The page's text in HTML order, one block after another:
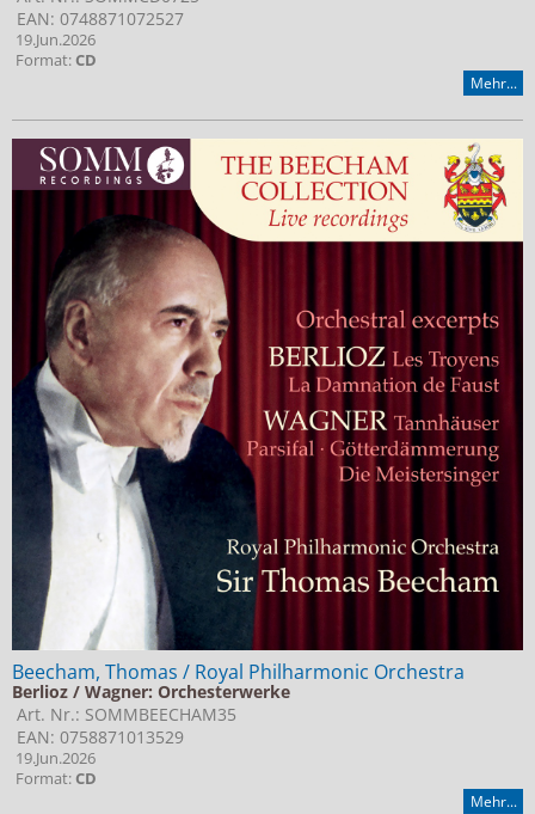
EAN: 0748871072527
19.Jun.2026
Format:CD
Mehr...
Beecham, Thomas / Royal Philharmonic Orchestra
Berlioz / Wagner: Orchesterwerke
Art. Nr.: SOMMBEECHAM35
EAN: 0758871013529
19.Jun.2026
Format:CD
Mehr...